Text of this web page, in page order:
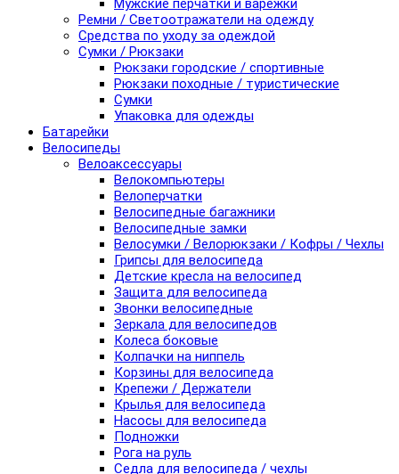
Мужские перчатки и варежки
Ремни / Светоотражатели на одежду
Средства по уходу за одеждой
Сумки / Рюкзаки
Рюкзаки городские / спортивные
Рюкзаки походные / туристические
Сумки
Упаковка для одежды
Батарейки
Велосипеды
Велоаксессуары
Велокомпьютеры
Велоперчатки
Велосипедные багажники
Велосипедные замки
Велосумки / Велорюкзаки / Кофры / Чехлы
Грипсы для велосипеда
Детские кресла на велосипед
Защита для велосипеда
Звонки велосипедные
Зеркала для велосипедов
Колеса боковые
Колпачки на ниппель
Корзины для велосипеда
Крепежи / Держатели
Крылья для велосипеда
Насосы для велосипеда
Подножки
Рога на руль
Седла для велосипеда / чехлы